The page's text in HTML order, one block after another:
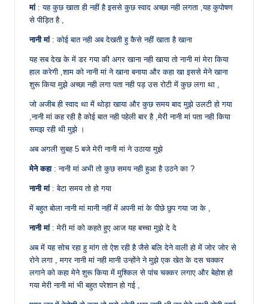
मां : यह कुछ खाता ही नहीं है इससे कुछ स्वाद अच्छा नही लगता ,यह कुपोषण
से पीड़ित है ,
नानी मां: कोई बात नही अब देखती हु कैसे नहीं खाता है खाना
यह सब देख के में डर गया की अगर खाना नही खाया तो नानी मां मेरा किया
हाल करेगी ,शाम को नानी मां ने खाना बनाया और कहा खा इससे मेने खाना
शुरू किया मुझे अच्छा नही लगा पता नही पड़ उस रोटी में कुछ लगा था ,
जो अजीब ही स्वाद था में थोड़ा खाया और कुछ समय बाद मुझे उलटी हो गया
,नानी मां कह रही है कोई बात नही पहेली बार है ,मेरी नानी मां पता नही किया
समझ रही थी मुझे ।
अब अगली सुबह 5 बजे मेरी नानी मां ने उठाया मुझे
मेने कहा : नानी मां अभी तो कुछ समय नही हुआ है उठने का ?
नानी मां: बेटा समय तो हो गया
में बहुत बोला नानी मां मानी नहीं में अपनी मां के पीछे छुप गया जा के ,
नानी मां : मेरी मां को कहते हुए आज यह बच्चा मुझे दे दे
अब में यह सोच रहा हु मांग तो ऐश रही है जैसे बलि देने वाली हो में जोर जोर से
रोने लगा , मगर नानी मां नही मानी उन्होंने ने मुझे एक खेत के दस चक्कर
लगाने को कहा मेने शुरू किया में मुश्किल से पांच चक्कर लगाए और बेहोश हो
गया मेरी नानी मां भी बहुत परेशान हो गई ,